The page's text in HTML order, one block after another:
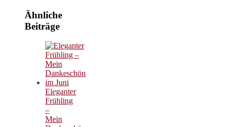
Ähnliche
Beiträge
Eleganter
Frühling
–
Mein